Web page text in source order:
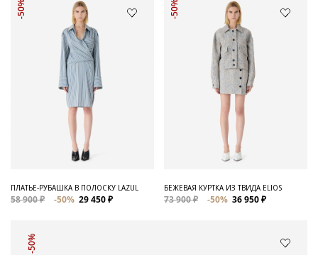
-50%
ПЛАТЬЕ-РУБАШКА В ПОЛОСКУ LAZUL
58 900 ₽ -50% 29 450 ₽
-50%
БЕЖЕВАЯ КУРТКА ИЗ ТВИДА ELIOS
73 900 ₽ -50% 36 950 ₽
-50%